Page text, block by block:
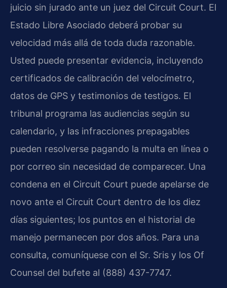
juicio sin jurado ante un juez del Circuit Court. El
Estado Libre Asociado deberá probar su
velocidad más allá de toda duda razonable.
Usted puede presentar evidencia, incluyendo
certificados de calibración del velocímetro,
datos de GPS y testimonios de testigos. El
tribunal programa las audiencias según su
calendario, y las infracciones prepagables
pueden resolverse pagando la multa en línea o
por correo sin necesidad de comparecer. Una
condena en el Circuit Court puede apelarse de
novo ante el Circuit Court dentro de los diez
días siguientes; los puntos en el historial de
manejo permanecen por dos años. Para una
consulta, comuníquese con el Sr. Sris y los Of
Counsel del bufete al (888) 437-7747.